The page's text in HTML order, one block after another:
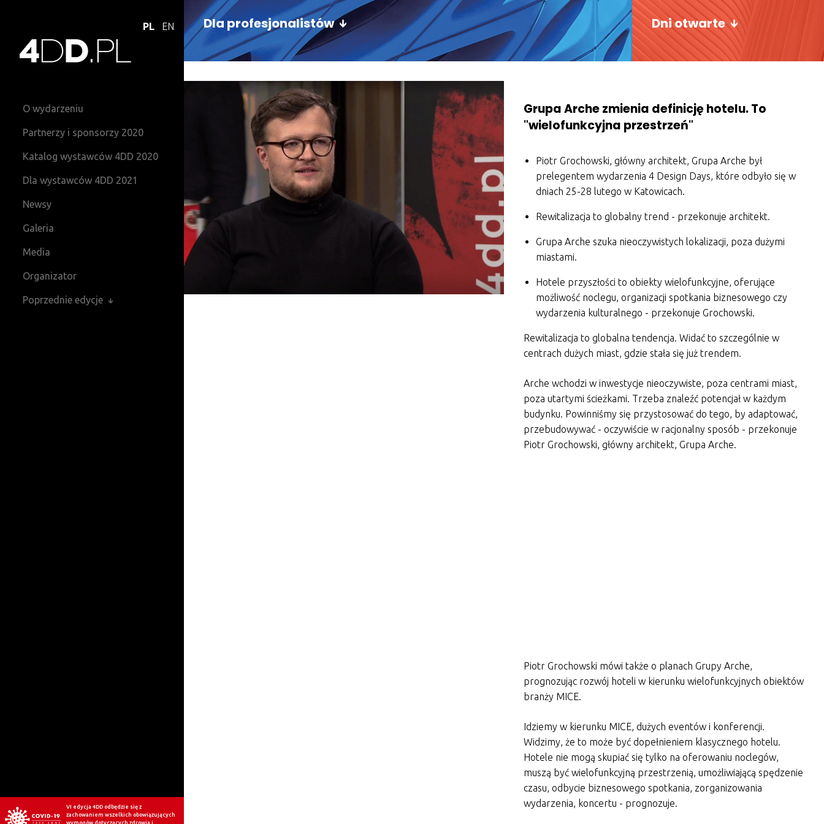
PL EN
O wydarzeniu
Partnerzy i sponsorzy 2020
Katalog wystawców 4DD 2020
Dla wystawców 4DD 2021
Newsy
Galeria
Media
Organizator
Poprzednie edycje
VI edycja 4DD odbędzie się z
zachowaniem wszelkich obowiązujących
wymogów dotyczących zdrowia i
Dla profesjonalistów Dni otwarte
Grupa Arche zmienia definicję hotelu. To
"wielofunkcyjna przestrzeń"
Piotr Grochowski, główny architekt, Grupa Arche był
prelegentem wydarzenia 4 Design Days, które odbyło się w
dniach 25-28 lutego w Katowicach.
Rewitalizacja to globalny trend - przekonuje architekt.
Grupa Arche szuka nieoczywistych lokalizacji, poza dużymi
miastami.
Hotele przyszłości to obiekty wielofunkcyjne, oferujące
możliwość noclegu, organizacji spotkania biznesowego czy
wydarzenia kulturalnego - przekonuje Grochowski.
Rewitalizacja to globalna tendencja. Widać to szczególnie w
centrach dużych miast, gdzie stała się już trendem.
Arche wchodzi w inwestycje nieoczywiste, poza centrami miast,
poza utartymi ścieżkami. Trzeba znaleźć potencjał w każdym
budynku. Powinniśmy się przystosować do tego, by adaptować,
przebudowywać - oczywiście w racjonalny sposób - przekonuje
Piotr Grochowski, główny architekt, Grupa Arche.
Piotr Grochowski mówi także o planach Grupy Arche,
prognozując rozwój hoteli w kierunku wielofunkcyjnych obiektów
branży MICE.
Idziemy w kierunku MICE, dużych eventów i konferencji.
Widzimy, że to może być dopełnieniem klasycznego hotelu.
Hotele nie mogą skupiać się tylko na oferowaniu noclegów,
muszą być wielofunkcyjną przestrzenią, umożliwiającą spędzenie
czasu, odbycie biznesowego spotkania, zorganizowania
wydarzenia, koncertu - prognozuje.